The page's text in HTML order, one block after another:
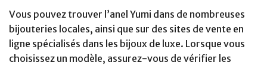
Vous pouvez trouver l’anel Yumi dans de nombreuses
bijouteries locales, ainsi que sur des sites de vente en
ligne spécialisés dans les bijoux de luxe. Lorsque vous
choisissez un modèle, assurez-vous de vérifier les